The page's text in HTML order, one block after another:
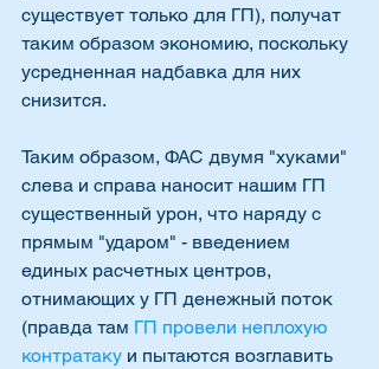
существует только для ГП), получат
таким образом экономию, поскольку
усредненная надбавка для них
снизится.
Таким образом, ФАС двумя "хуками"
слева и справа наносит нашим ГП
существенный урон, что наряду с
прямым "ударом" - введением
единых расчетных центров,
отнимающих у ГП денежный поток
(правда там ГП провели неплохую
контратаку и пытаются возглавить